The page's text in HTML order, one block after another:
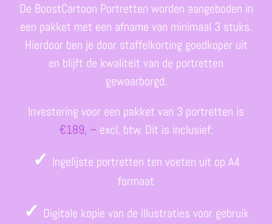
De BoostCartoon Portretten worden aangeboden in
een pakket met een afname van minimaal 3 stuks.
Hierdoor ben je door staffelkorting goedkoper uit
en blijft de kwaliteit van de portretten
gewaarborgd.
Investering voor een pakket van 3 portretten is
€189, – excl. btw. Dit is inclusief:
✓ Ingelijste portretten ten voeten uit op A4
formaat
✓ Digitale kopie van de illustraties voor gebruik